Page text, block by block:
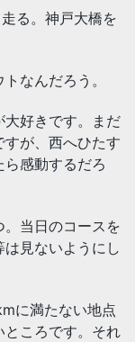
る。神戸大橋を
なんだろう。
好きです。まだ
が、西へひたす
感動するだろ
当日のコースを
見ないようにし
に満たない地点
ところです。それ